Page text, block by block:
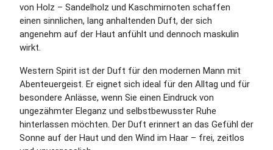
von Holz – Sandelholz und Kaschmirnoten schaffen
einen sinnlichen, lang anhaltenden Duft, der sich
angenehm auf der Haut anfühlt und dennoch maskulin
wirkt.
Western Spirit ist der Duft für den modernen Mann mit
Abenteuergeist. Er eignet sich ideal für den Alltag und für
besondere Anlässe, wenn Sie einen Eindruck von
ungezähmter Eleganz und selbstbewusster Ruhe
hinterlassen möchten. Der Duft erinnert an das Gefühl der
Sonne auf der Haut und den Wind im Haar – frei, zeitlos